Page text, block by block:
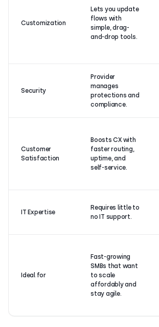
Customization
Lets you update
flows with
simple, drag-
and-drop tools.
Security
Provider
manages
protections and
compliance.
Customer
Satisfaction
Boosts CX with
faster routing,
uptime, and
self-service.
IT Expertise
Requires little to
no IT support.
Ideal for
Fast-growing
SMBs that want
to scale
affordably and
stay agile.